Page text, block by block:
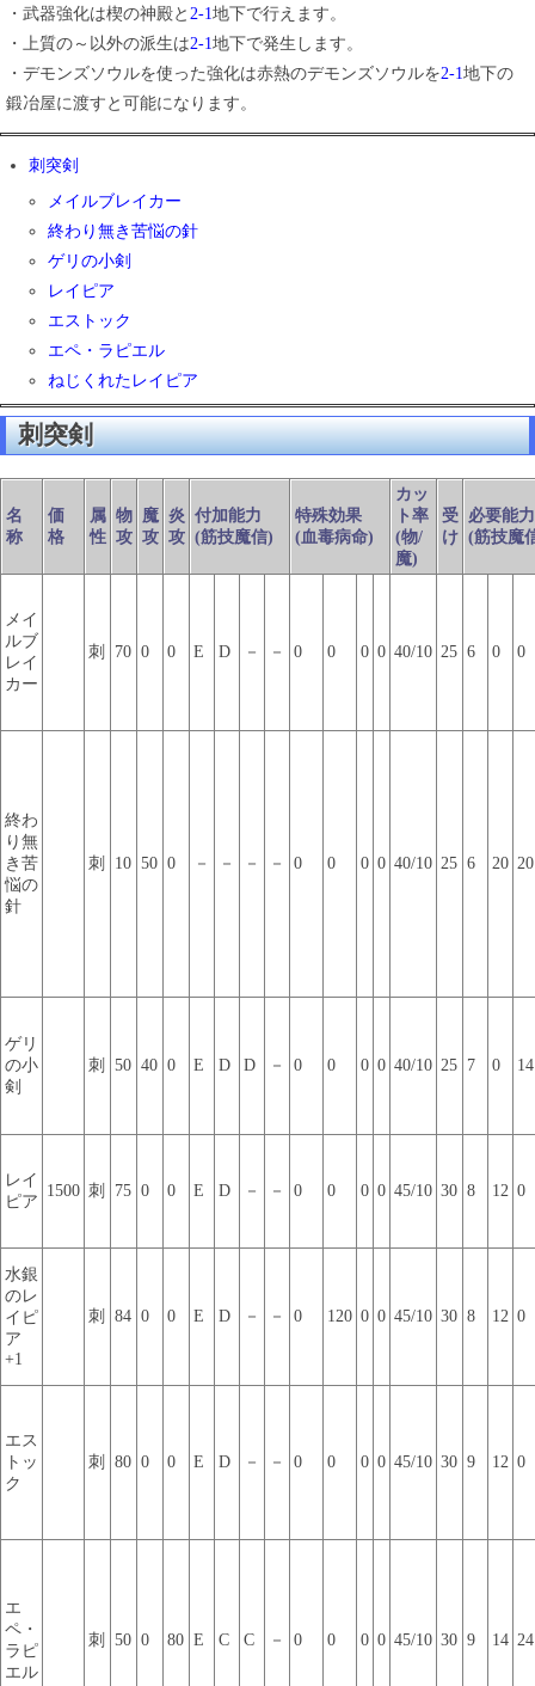
・武器強化は楔の神殿と 2-1地下で行えます。
・上質の～以外の派生は2-1地下で発生します。
・デモンズソウルを使った強化は赤熱のデモンズソウルを2-1地下の
鍛冶屋に渡すと可能になります。
刺突剣
メイルブレイカー
終わり無き苦悩の針
ゲリの小剣
レイピア
エストック
エペ・ラピエル
ねじくれたレイピア
刺突剣
名
称
価
格
属
性
物
攻
魔
攻
炎
攻
付加能力
(筋技魔信)
特殊効果
(血毒病命)
カッ
ト率
(物/
魔)
受
け
必要能力
(筋技魔
メイ
ルブ
レイ
カー
刺 70 0 0 E D － － 0 0 0 0 40/10 25 6 0 0
終わ
り無
き苦
悩の
針
刺 10 50 0 － － － － 0 0 0 0 40/10 25 6 20 20
ゲリ
の小
剣
刺 50 40 0 E D D － 0 0 0 0 40/10 25 7 0 14
レイ
ピア
1500 刺 75 0 0 E D － － 0 0 0 0 45/10 30 8 12 0
水銀
のレ
イピ
ア
+1
刺 84 0 0 E D － － 0 120 0 0 45/10 30 8 12 0
エス
トッ
ク
刺 80 0 0 E D － － 0 0 0 0 45/10 30 9 12 0
エ
ペ・
ラピ
エル
刺 50 0 80 E C C － 0 0 0 0 45/10 30 9 14 24